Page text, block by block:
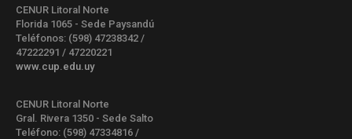
CENUR Litoral Norte
Florida 1065 - Sede Paysandú
Teléfonos: (598) 47238342 /
47222291 / 47220221
www.cup.edu.uy
CENUR Litoral Norte
Gral. Rivera 1350 - Sede Salto
Teléfono: (598) 47334816 /